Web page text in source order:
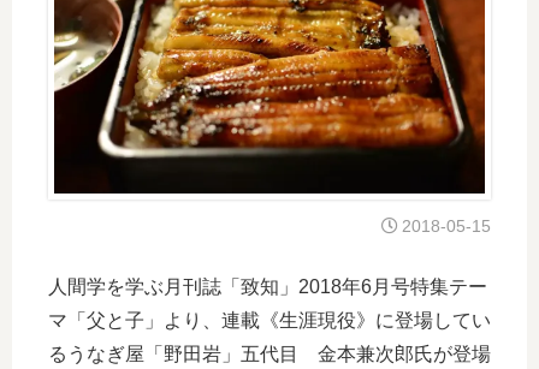
2018-05-15
人間学を学ぶ月刊誌「致知」2018年6月号特集テー
マ「父と子」より、連載《生涯現役》に登場してい
るうなぎ屋「野田岩」五代目 金本兼次郎氏が登場